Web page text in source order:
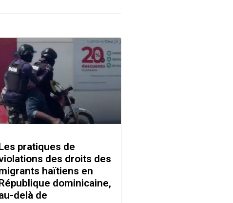
pratiques de
des droits des
haïtiens en
dominicaine,
delà de